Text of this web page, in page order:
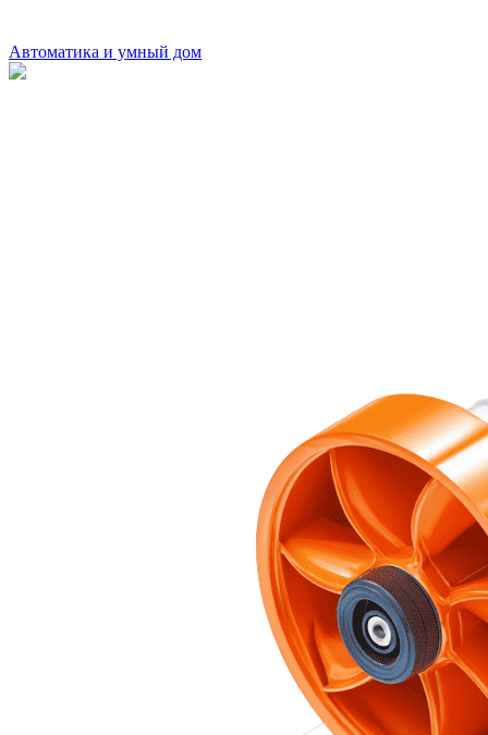
Автоматика и умный дом